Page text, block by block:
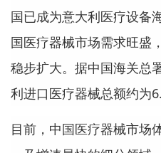
国已成为意大利医疗设备
国医疗器械市场需求旺盛
稳步扩大。据中国海关总
利进口医疗器械总额约为
目前，中国医疗器械市场